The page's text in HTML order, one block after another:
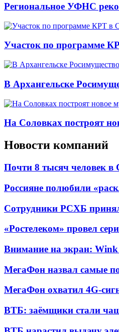
Региональное УФНС
Участок по программе
В Архангельске
На Соловках построят
Новости компаний
Почти 8 тысяч человек
Россияне полюбили
Сотрудники РСХБ
«Ростелеком» провел
Внимание на экран: Wink
МегаФон назвал самые
МегаФон охватил 4G-
ВТБ: заёмщики стали